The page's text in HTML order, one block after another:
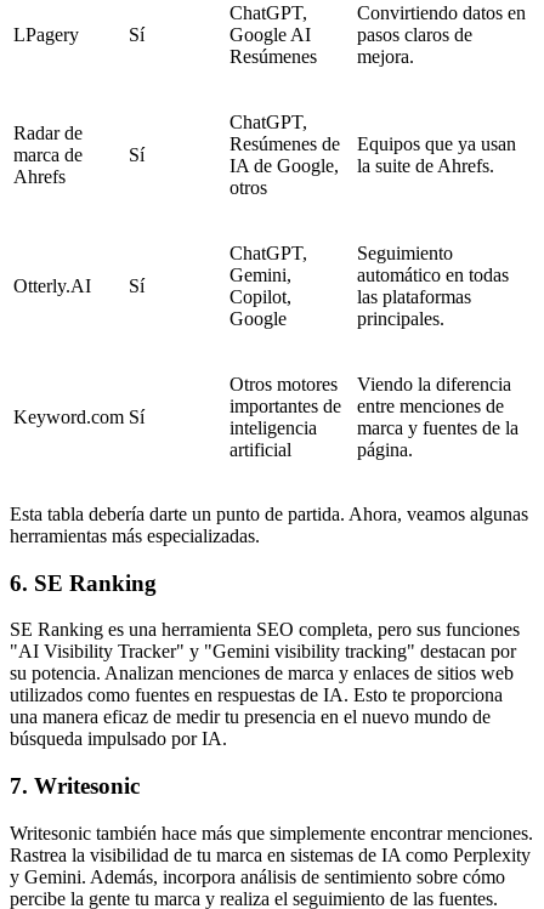
LPagery Sí
ChatGPT,
Google AI
Resúmenes
Convirtiendo datos en
pasos claros de
mejora.
Radar de
marca de
Ahrefs
Sí
ChatGPT,
Resúmenes de
IA de Google,
otros
Equipos que ya usan
la suite de Ahrefs.
Otterly.AI Sí
ChatGPT,
Gemini,
Copilot,
Google
Seguimiento
automático en todas
las plataformas
principales.
Keyword.com Sí
Otros motores
importantes de
inteligencia
artificial
Viendo la diferencia
entre menciones de
marca y fuentes de la
página.
Esta tabla debería darte un punto de partida. Ahora, veamos algunas
herramientas más especializadas.
6. SE Ranking
SE Ranking es una herramienta SEO completa, pero sus funciones
"AI Visibility Tracker" y "Gemini visibility tracking" destacan por
su potencia. Analizan menciones de marca y enlaces de sitios web
utilizados como fuentes en respuestas de IA. Esto te proporciona
una manera eficaz de medir tu presencia en el nuevo mundo de
búsqueda impulsado por IA.
7. Writesonic
Writesonic también hace más que simplemente encontrar menciones.
Rastrea la visibilidad de tu marca en sistemas de IA como Perplexity
y Gemini. Además, incorpora análisis de sentimiento sobre cómo
percibe la gente tu marca y realiza el seguimiento de las fuentes.